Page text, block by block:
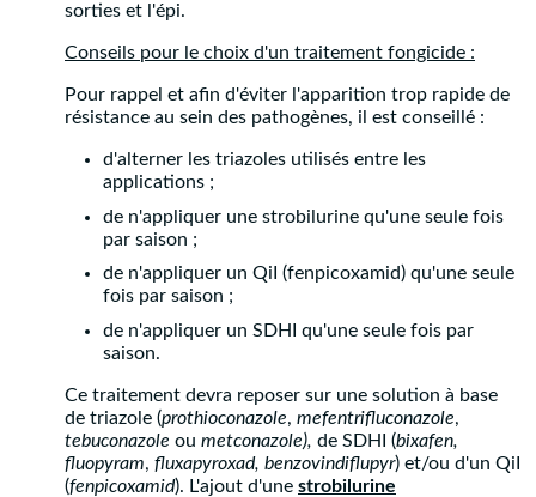
sorties et l'épi.
Conseils pour le choix d'un traitement fongicide :
Pour rappel et afin d'éviter l'apparition trop rapide de
résistance au sein des pathogènes, il est conseillé :
d'alterner les triazoles utilisés entre les
applications ;
de n'appliquer une strobilurine qu'une seule fois
par saison ;
de n'appliquer un QiI (fenpicoxamid) qu'une seule
fois par saison ;
de n'appliquer un SDHI qu'une seule fois par
saison.
Ce traitement devra reposer sur une solution à base
de triazole (prothioconazole, mefentrifluconazole,
tebuconazole ou metconazole), de SDHI (bixafen,
fluopyram, fluxapyroxad, benzovindiflupyr) et/ou d'un QiI
(fenpicoxamid). L'ajout d'une strobilurine